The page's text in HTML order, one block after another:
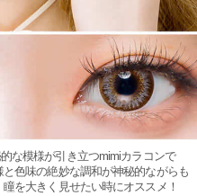
な模様が引き立つmimiカラコンで
色味の絶妙な調和が神秘的ながらも
を大きく見せたい時にオススメ！